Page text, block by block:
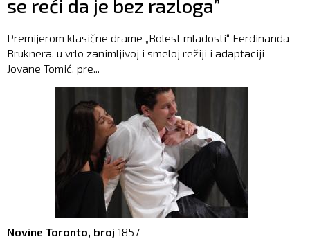
se reći da je bez razloga”
Premijerom klasične drame „Bolest mladosti“ Ferdinanda
Bruknera, u vrlo zanimljivoj i smeloj režiji i adaptaciji
Jovane Tomić, pre...
Novine Toronto, broj 1857